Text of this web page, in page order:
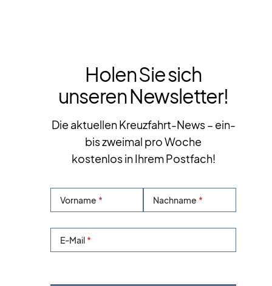
Holen Sie sich
unseren Newsletter!
Die aktuellen Kreuzfahrt-News – ein-
bis zweimal pro Woche
kostenlos in Ihrem Postfach!
Vorname Nachname
E-Mail